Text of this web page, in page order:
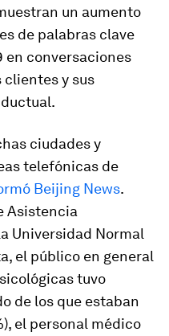
un aumento
de palabras clave
en conversaciones
clientes y sus
ciudades y
telefónicas de
Beijing News.
Asistencia
Universidad Normal
el público en general
tuvo
de los que estaban
el personal médico